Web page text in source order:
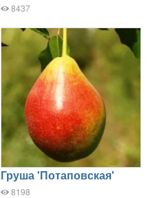
8437
Груша 'Потаповская'
8198